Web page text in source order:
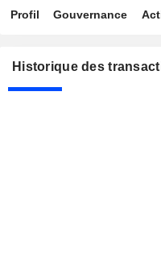
Profil Gouvernance
Historique des